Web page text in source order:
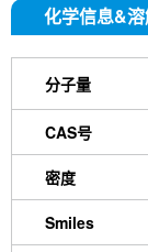
化学信息&
分子量
CAS号
密度
Smiles